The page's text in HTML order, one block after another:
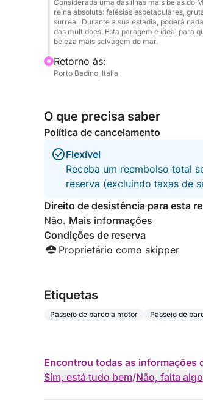
Considerada uma das ilhas mais belas do
reina absoluta: falésias espetaculares,
surreal. Durante a sua estadia, poderá
das multidões. Esta paragem é ideal para
beleza mais selvagem do mar.
Retorno às:
Porto Badino, Italia
O que precisa saber
Política de cancelamento
Flexível
Receba um reembolso total
reserva (excluindo taxas de
Direito de desistência para esta
Não. Mais informações
Condições de reserva
Proprietário como skipper
Etiquetas
Passeio de barco a motor Passeio de
Encontrou todas as informações
Sim, está tudo bem/Não, falta algo